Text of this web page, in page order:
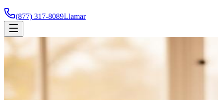
(877) 317-8089Llamar